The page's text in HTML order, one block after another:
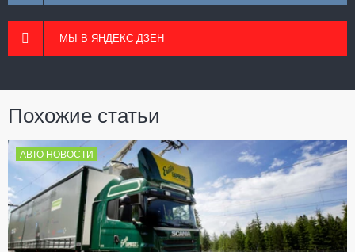
МЫ В ЯНДЕКС ДЗЕН
Похожие статьи
АВТО НОВОСТИ